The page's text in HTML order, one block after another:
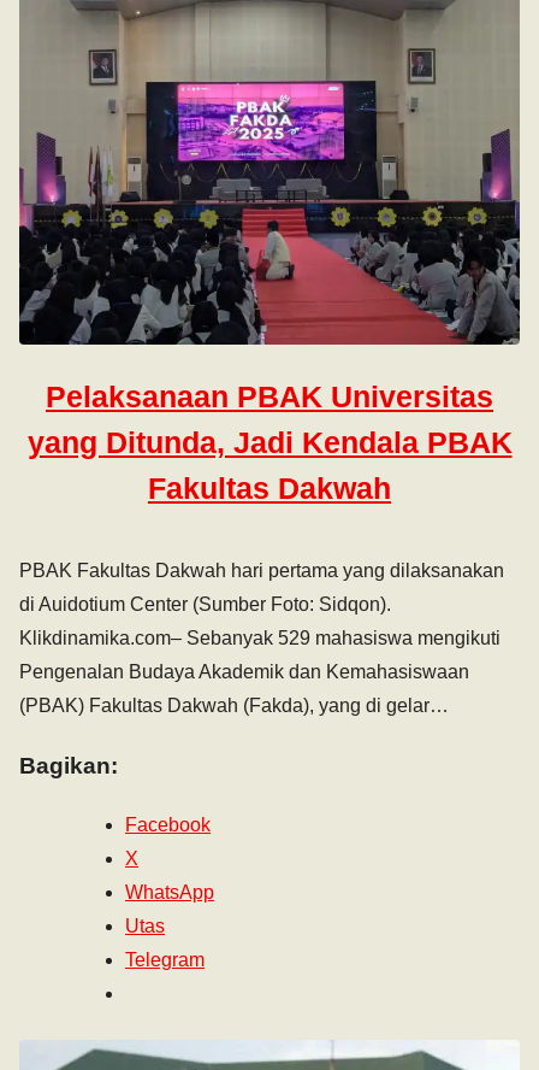
Pelaksanaan PBAK Universitas
yang Ditunda, Jadi Kendala PBAK
Fakultas Dakwah
PBAK Fakultas Dakwah hari pertama yang dilaksanakan
di Auidotium Center (Sumber Foto: Sidqon).
Klikdinamika.com– Sebanyak 529 mahasiswa mengikuti
Pengenalan Budaya Akademik dan Kemahasiswaan
(PBAK) Fakultas Dakwah (Fakda), yang di gelar…
Bagikan:
Facebook
X
WhatsApp
Utas
Telegram